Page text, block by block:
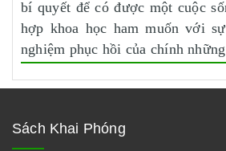
bí quyết để có được một cuộc
hợp khoa học ham muốn với
nghiệm phục hồi của chính
Sách Khai Phóng